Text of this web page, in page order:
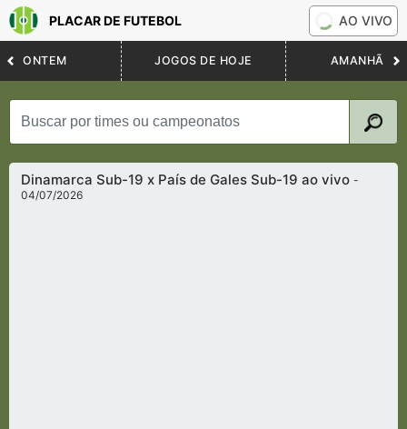
PLACAR DE FUTEBOL AO VIVO
ONTEM JOGOS DE HOJE AMANHÃ
Dinamarca Sub-19 x País de Gales Sub-19 ao vivo-
04/07/2026